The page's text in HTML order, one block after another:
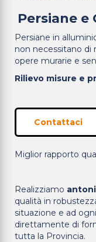
Persiane e
Persiane in
non necessitano di
opere murarie e
Rilievo misure e
Contattaci
Miglior rapporto
Realizziamo
qualità in
situazione e ad
direttamente di
tutta la Provincia.